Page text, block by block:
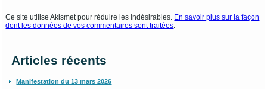
Ce site utilise Akismet pour réduire les indésirables. En savoir plus sur la façon
dont les données de vos commentaires sont traitées.
Articles récents
Manifestation du 13 mars 2026